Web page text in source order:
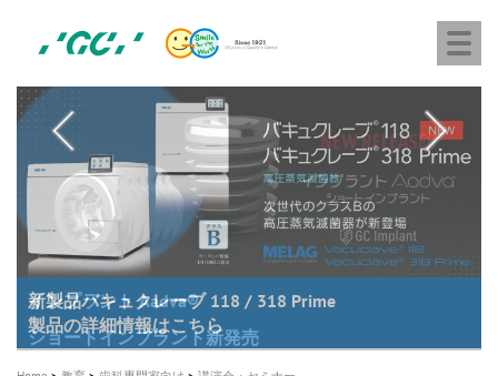
content
ジ
ー
シ
M
A healthy smile greatly contributes to your quality of life
新発売 エバーエックス フロー
製品の詳細情報はこちら
「セラスマート テクノロジーブック」公開
「イニシャル LiSi（リジ）ブロック テクノロジーブッ
ク」公開
歯を内部まで白くする
医療ホワイトニング ティオン®
新製品 イオム ナゴミ for DH
専用サイトはこちら
新製品バキュクレーブ 118 / 318 Prime
製品の詳細情報はこちら
インプラント Aadva®
ショートインプラント新発売
GCグループ企業